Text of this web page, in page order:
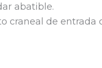
abatible.
craneal de entrada